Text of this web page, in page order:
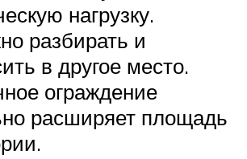
нагрузку.
разбирать и
в другое место.
ограждение
расширяет площадь